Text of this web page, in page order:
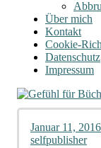
Über mich
Kontakt
Cookie-
Datenschutz
Impressum
Januar 11, 2016
selfpublisher